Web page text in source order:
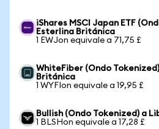
iShares MSCI Japan ETF
Esterlina Británica
1 EWJon equivale a 71,75 £
WhiteFiber (Ondo
Británica
1 WYFIon equivale a 19,95 £
Bullish (Ondo Tokenized) a
1 BLSHon equivale a 17,28 £